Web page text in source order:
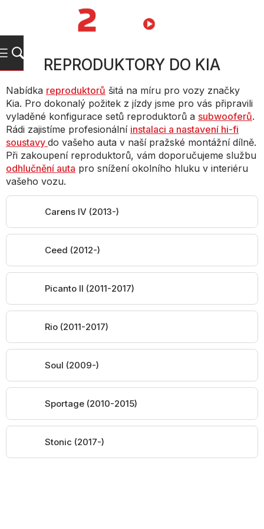
REPRODUKTORY DO KIA
Nabídka reproduktorů šitá na míru pro vozy značky
Kia. Pro dokonalý požitek z jízdy jsme pro vás připravili
vyladěné konfigurace setů reproduktorů a subwooferů.
Rádi zajistíme profesionální instalaci a nastavení hi-fi
soustavy do vašeho auta v naší pražské montážní dílně.
Při zakoupení reproduktorů, vám doporučujeme službu
odhlučnění auta pro snížení okolního hluku v interiéru
vašeho vozu.
Carens IV (2013-)
Ceed (2012-)
Picanto II (2011-2017)
Rio (2011-2017)
Soul (2009-)
Sportage (2010-2015)
Stonic (2017-)